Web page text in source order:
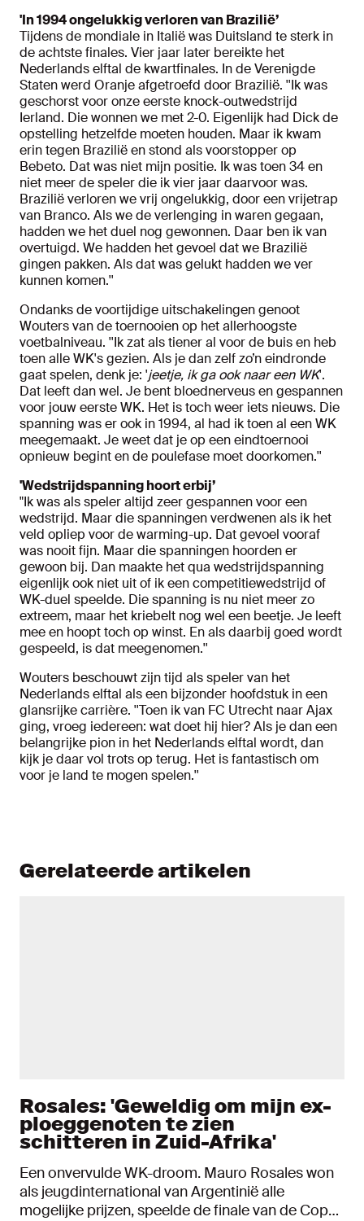
'In 1994 ongelukkig verloren van Brazilië’
Tijdens de mondiale in Italië was Duitsland te sterk in
de achtste finales. Vier jaar later bereikte het
Nederlands elftal de kwartfinales. In de Verenigde
Staten werd Oranje afgetroefd door Brazilië. ''Ik was
geschorst voor onze eerste knock-outwedstrijd
Ierland. Die wonnen we met 2-0. Eigenlijk had Dick de
opstelling hetzelfde moeten houden. Maar ik kwam
erin tegen Brazilië en stond als voorstopper op
Bebeto. Dat was niet mijn positie. Ik was toen 34 en
niet meer de speler die ik vier jaar daarvoor was.
Brazilië verloren we vrij ongelukkig, door een vrijetrap
van Branco. Als we de verlenging in waren gegaan,
hadden we het duel nog gewonnen. Daar ben ik van
overtuigd. We hadden het gevoel dat we Brazilië
gingen pakken. Als dat was gelukt hadden we ver
kunnen komen.''
Ondanks de voortijdige uitschakelingen genoot
Wouters van de toernooien op het allerhoogste
voetbalniveau. ''Ik zat als tiener al voor de buis en heb
toen alle WK's gezien. Als je dan zelf zo’n eindronde
gaat spelen, denk je: 'jeetje, ik ga ook naar een WK'.
Dat leeft dan wel. Je bent bloednerveus en gespannen
voor jouw eerste WK. Het is toch weer iets nieuws. Die
spanning was er ook in 1994, al had ik toen al een WK
meegemaakt. Je weet dat je op een eindtoernooi
opnieuw begint en de poulefase moet doorkomen.''
'Wedstrijdspanning hoort erbij’
"Ik was als speler altijd zeer gespannen voor een
wedstrijd. Maar die spanningen verdwenen als ik het
veld opliep voor de warming-up. Dat gevoel vooraf
was nooit fijn. Maar die spanningen hoorden er
gewoon bij. Dan maakte het qua wedstrijdspanning
eigenlijk ook niet uit of ik een competitiewedstrijd of
WK-duel speelde. Die spanning is nu niet meer zo
extreem, maar het kriebelt nog wel een beetje. Je leeft
mee en hoopt toch op winst. En als daarbij goed wordt
gespeeld, is dat meegenomen.''
Wouters beschouwt zijn tijd als speler van het
Nederlands elftal als een bijzonder hoofdstuk in een
glansrijke carrière. ''Toen ik van FC Utrecht naar Ajax
ging, vroeg iedereen: wat doet hij hier? Als je dan een
belangrijke pion in het Nederlands elftal wordt, dan
kijk je daar vol trots op terug. Het is fantastisch om
voor je land te mogen spelen.''
Gerelateerde artikelen
Rosales: 'Geweldig om mijn ex-
ploeggenoten te zien
schitteren in Zuid-Afrika'
Een onvervulde WK-droom. Mauro Rosales won
als jeugdinternational van Argentinië alle
mogelijke prijzen, speelde de finale van de Copa